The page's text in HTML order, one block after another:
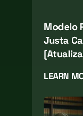
Modelo
Justa
LEARN